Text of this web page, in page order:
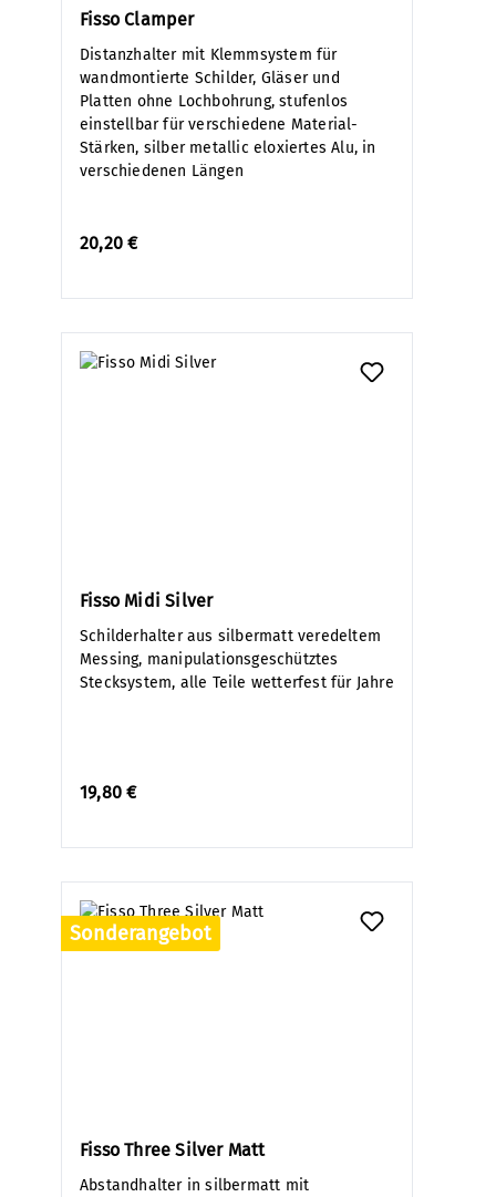
Fisso Clamper
Distanzhalter mit Klemmsystem für
wandmontierte Schilder, Gläser und
Platten ohne Lochbohrung, stufenlos
einstellbar für verschiedene Material-
Stärken, silber metallic eloxiertes Alu, in
verschiedenen Längen
20,20 €
Fisso Midi Silver
Schilderhalter aus silbermatt veredeltem
Messing, manipulationsgeschütztes
Stecksystem, alle Teile wetterfest für Jahre
19,80 €
Sonderangebot
Fisso Three Silver Matt
Abstandhalter in silbermatt mit